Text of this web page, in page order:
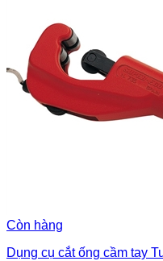
Còn hàng
Dụng cụ cắt ống cầm tay